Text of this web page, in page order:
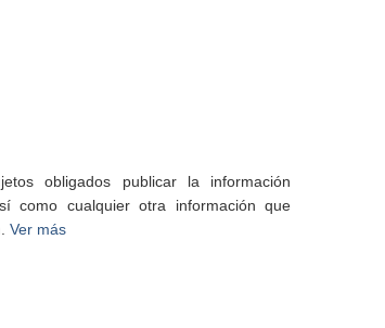
obligados publicar la información
como cualquier otra información que
Ver más